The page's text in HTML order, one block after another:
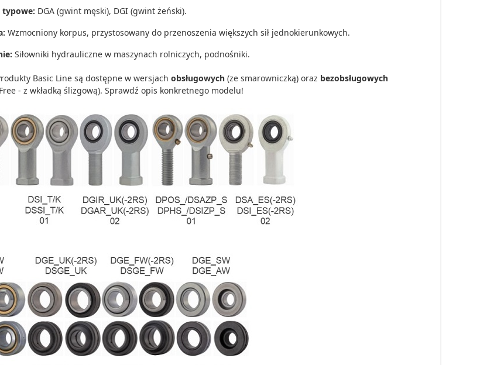
typowe: DGA (gwint męski), DGI (gwint żeński).
Wzmocniony korpus, przystosowany do przenoszenia większych sił jednokierunkowych.
Siłowniki hydrauliczne w maszynach rolniczych, podnośniki.
Basic Line są dostępne w wersjach obsługowych (ze smarowniczką) oraz bezobsługowych
- z wkładką ślizgową). Sprawdź opis konkretnego modelu!